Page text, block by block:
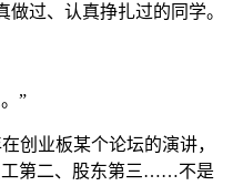
过、认真挣扎过的同学。
”
创业板某个论坛的演讲，
工第二、股东第三……不是